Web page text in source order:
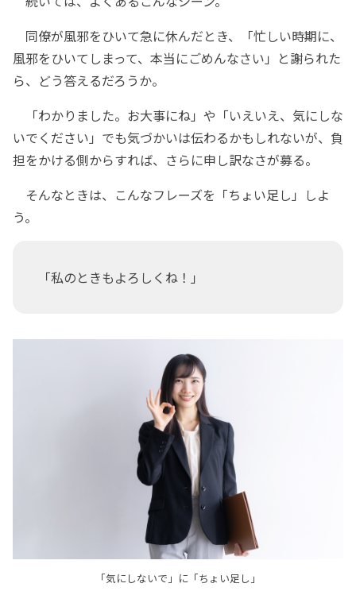
同僚が風邪をひいて急に休んだとき、「忙しい時期に、
風邪をひいてしまって、本当にごめんなさい」と謝られた
ら、どう答えるだろうか。
「わかりました。お大事にね」や「いえいえ、気にしな
いでください」でも気づかいは伝わるかもしれないが、負
担をかける側からすれば、さらに申し訳なさが募る。
そんなときは、こんなフレーズを「ちょい足し」しよ
う。
「私のときもよろしくね！」
「気にしないで」に「ちょい足し」